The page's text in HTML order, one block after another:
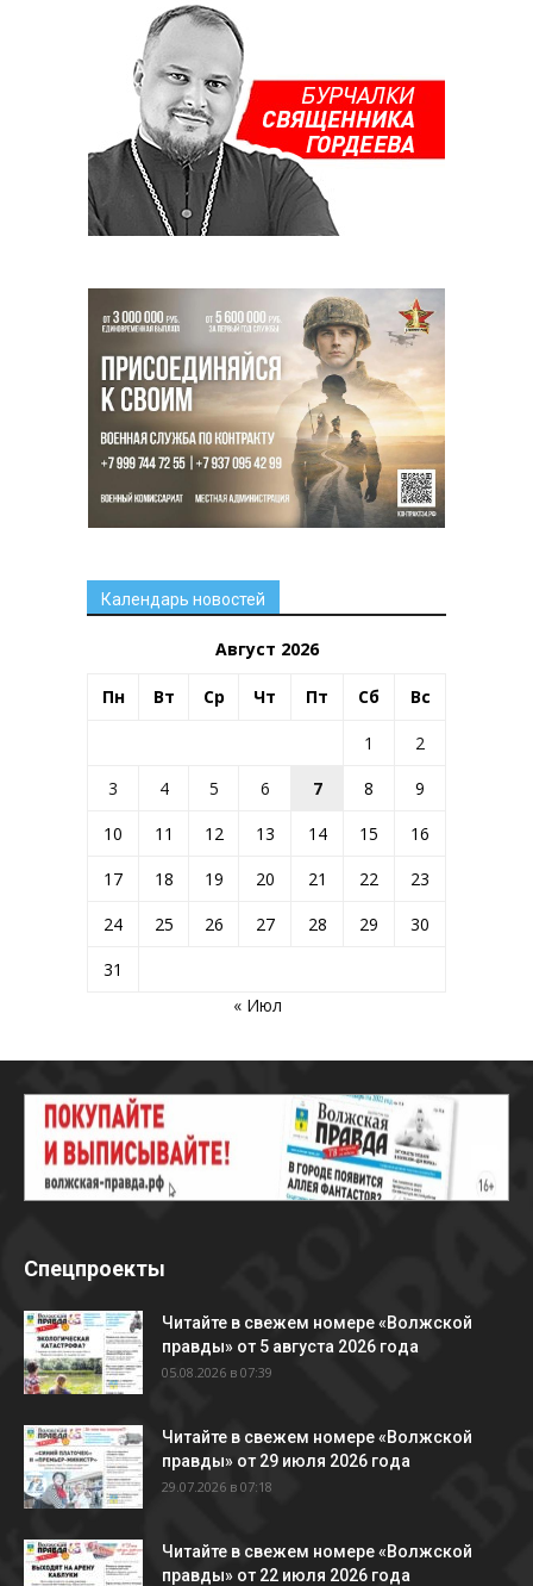
Календарь новостей
Август 2026
Пн Вт Ср Чт Пт Сб Вс
1
2
3
4 5 6 7 8
9
10
11 12 13 14 15
16
17
18 19 20 21 22
23
24
25 26 27 28 29
30
31
« Июл
Спецпроекты
Читайте в свежем номере «Волжской
правды» от 5 августа 2026 года
05.08.2026 в 07:39
Читайте в свежем номере «Волжской
правды» от 29 июля 2026 года
29.07.2026 в 07:18
Читайте в свежем номере «Волжской
правды» от 22 июля 2026 года